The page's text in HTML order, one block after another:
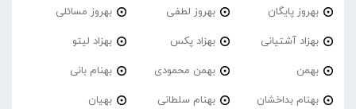
بهروز پایگان بهروز لطفی بهروز مسائلی
بهزاد آشتیانی بهزاد پکس بهزاد لیتو
بهمن بهمن محمودی بهنام بانی
بهنام بداخشان بهنام سلطانی بهیان